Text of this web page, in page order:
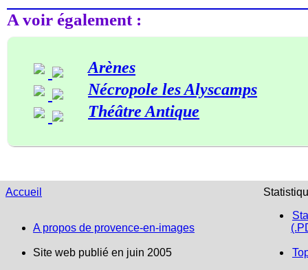
A voir également :
Arènes
Nécropole les Alyscamps
Théâtre Antique
Accueil
A propos de provence-en-images
Site web publié en juin 2005